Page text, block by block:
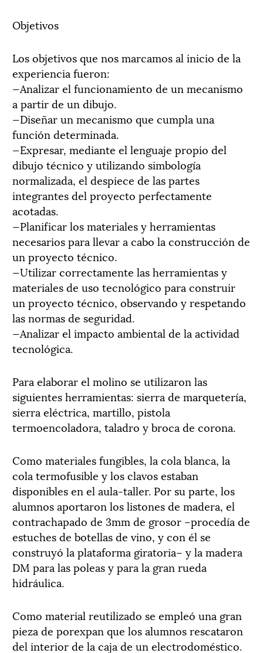
Objetivos
Los objetivos que nos marcamos al inicio de la
experiencia fueron:
—Analizar el funcionamiento de un mecanismo
a partir de un dibujo.
—Diseñar un mecanismo que cumpla una
función determinada.
—Expresar, mediante el lenguaje propio del
dibujo técnico y utilizando simbología
normalizada, el despiece de las partes
integrantes del proyecto perfectamente
acotadas.
—Planificar los materiales y herramientas
necesarios para llevar a cabo la construcción de
un proyecto técnico.
—Utilizar correctamente las herramientas y
materiales de uso tecnológico para construir
un proyecto técnico, observando y respetando
las normas de seguridad.
—Analizar el impacto ambiental de la actividad
tecnológica.
Para elaborar el molino se utilizaron las
siguientes herramientas: sierra de marquetería,
sierra eléctrica, martillo, pistola
termoencoladora, taladro y broca de corona.
Como materiales fungibles, la cola blanca, la
cola termofusible y los clavos estaban
disponibles en el aula-taller. Por su parte, los
alumnos aportaron los listones de madera, el
contrachapado de 3mm de grosor –procedía de
estuches de botellas de vino, y con él se
construyó la plataforma giratoria– y la madera
DM para las poleas y para la gran rueda
hidráulica.
Como material reutilizado se empleó una gran
pieza de porexpan que los alumnos rescataron
del interior de la caja de un electrodoméstico.